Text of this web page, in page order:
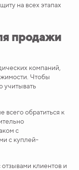
на всех этапах
продажи
компаний,
Чтобы
учитывать
всего обратиться к
с
с куплей-
отзывами клиентов и